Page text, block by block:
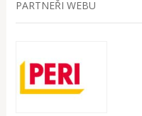
PARTNEŘI WEBU